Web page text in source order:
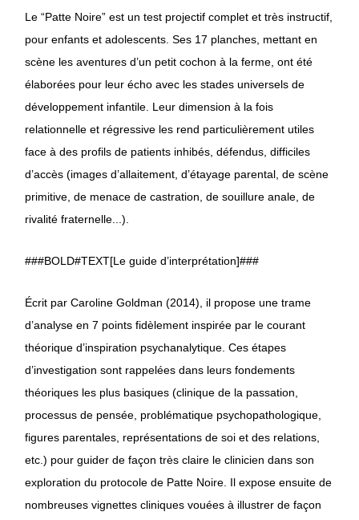
Le “Patte Noire” est un test projectif complet et très instructif,
pour enfants et adolescents. Ses 17 planches, mettant en
scène les aventures d’un petit cochon à la ferme, ont été
élaborées pour leur écho avec les stades universels de
développement infantile. Leur dimension à la fois
relationnelle et régressive les rend particulièrement utiles
face à des profils de patients inhibés, défendus, difficiles
d’accès (images d’allaitement, d’étayage parental, de scène
primitive, de menace de castration, de souillure anale, de
rivalité fraternelle...).
###BOLD#TEXT[Le guide d’interprétation]###
Écrit par Caroline Goldman (2014), il propose une trame
d’analyse en 7 points fidèlement inspirée par le courant
théorique d’inspiration psychanalytique. Ces étapes
d’investigation sont rappelées dans leurs fondements
théoriques les plus basiques (clinique de la passation,
processus de pensée, problématique psychopathologique,
figures parentales, représentations de soi et des relations,
etc.) pour guider de façon très claire le clinicien dans son
exploration du protocole de Patte Noire. Il expose ensuite de
nombreuses vignettes cliniques vouées à illustrer de façon